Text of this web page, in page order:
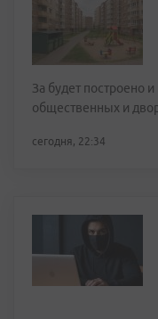
За будет построено
общественных и
сегодня, 22:34